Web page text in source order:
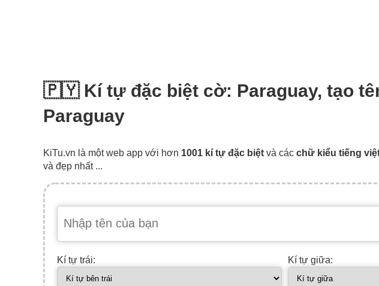
🇵🇾 Kí tự đặc biệt cờ: Paraguay, tạo
Paraguay
KiTu.vn là một web app với hơn 1001 kí tự đặc biệt và các chữ kiểu tiếng
và đẹp nhất ...
Kí tự trái: Kí tự giữa: